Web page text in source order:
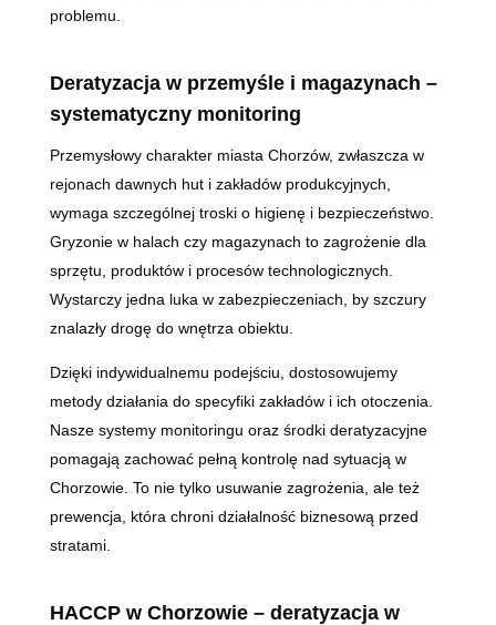
problemu.
Deratyzacja w przemyśle i magazynach –
systematyczny monitoring
Przemysłowy charakter miasta Chorzów, zwłaszcza w
rejonach dawnych hut i zakładów produkcyjnych,
wymaga szczególnej troski o higienę i bezpieczeństwo.
Gryzonie w halach czy magazynach to zagrożenie dla
sprzętu, produktów i procesów technologicznych.
Wystarczy jedna luka w zabezpieczeniach, by szczury
znalazły drogę do wnętrza obiektu.
Dzięki indywidualnemu podejściu, dostosowujemy
metody działania do specyfiki zakładów i ich otoczenia.
Nasze systemy monitoringu oraz środki deratyzacyjne
pomagają zachować pełną kontrolę nad sytuacją w
Chorzowie. To nie tylko usuwanie zagrożenia, ale też
prewencja, która chroni działalność biznesową przed
stratami.
HACCP w Chorzowie – deratyzacja w